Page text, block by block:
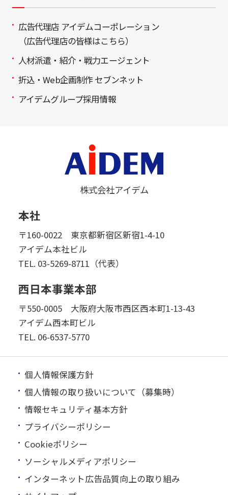
広告代理店 アイデムコーポレーション
（広告代理店の皆様はこちら）
人材派遣・紹介・戦力エージェント
折込・Web企画制作 セブンネット
アイデムグループ採用情報
株式会社アイデム
本社
〒160-0022 東京都新宿区新宿1-4-10
アイデム本社ビル
TEL. 03-5269-8711（代表）
西日本事業本部
〒550-0005 大阪府大阪市西区西本町1-13-43
アイデム西本町ビル
TEL. 06-6537-5770
個人情報保護方針
個人情報の取り扱いについて（募集時）
情報セキュリティ基本方針
プライバシーポリシー
Cookieポリシー
ソーシャルメディアポリシー
インターネット広告品質向上の取り組み